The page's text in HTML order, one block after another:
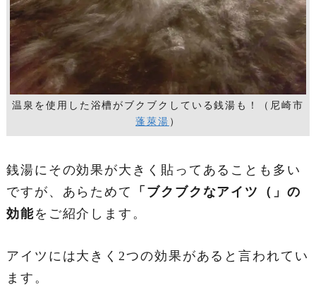
温泉を使用した浴槽がブクブクしている銭湯も！（尼崎市
蓬萊湯 ）
銭湯にその効果が大きく貼ってあることも多い
ですが、あらためて
「ブクブクなアイツ（」の
効能をご紹介します。
アイツには大きく2つの効果があると言われてい
ます。